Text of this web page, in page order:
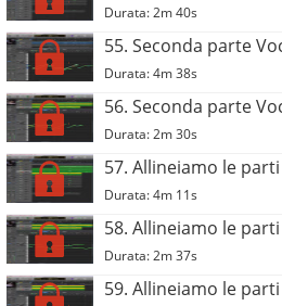
Durata: 2m 40s
55. Seconda parte
Durata: 4m 38s
56. Seconda parte
Durata: 2m 30s
57. Allineiamo le parti
Durata: 4m 11s
58. Allineiamo le parti
Durata: 2m 37s
59. Allineiamo le parti